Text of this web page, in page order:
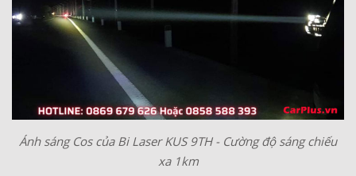
Ánh sáng Cos của Bi Laser KUS 9TH - Cường độ sáng chiếu
xa 1km